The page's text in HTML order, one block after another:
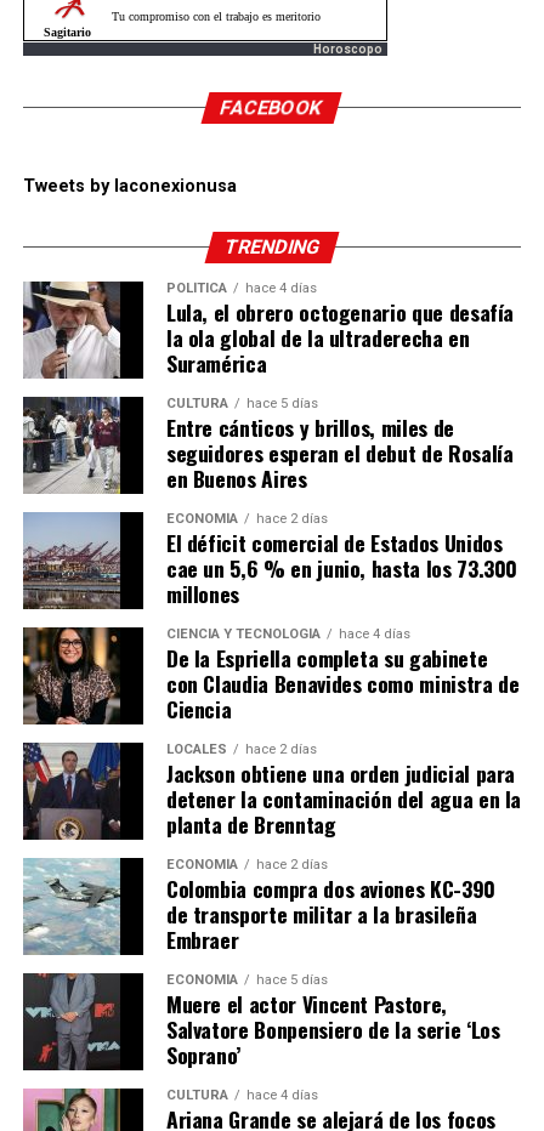
Horoscopo
FACEBOOK
Tweets by laconexionusa
TRENDING
POLÍTICA hace 4 días
Lula, el obrero octogenario que desafía
la ola global de la ultraderecha en
Suramérica
CULTURA hace 5 días
Entre cánticos y brillos, miles de
seguidores esperan el debut de Rosalía
en Buenos Aires
ECONOMÍA hace 2 días
El déficit comercial de Estados Unidos
cae un 5,6 % en junio, hasta los 73.300
millones
CIENCIA Y TECNOLOGÍA hace 4 días
De la Espriella completa su gabinete
con Claudia Benavides como ministra de
Ciencia
LOCALES hace 2 días
Jackson obtiene una orden judicial para
detener la contaminación del agua en la
planta de Brenntag
ECONOMÍA hace 2 días
Colombia compra dos aviones KC-390
de transporte militar a la brasileña
Embraer
ECONOMÍA hace 5 días
Muere el actor Vincent Pastore,
Salvatore Bonpensiero de la serie ‘Los
Soprano’
CULTURA hace 4 días
Ariana Grande se alejará de los focos